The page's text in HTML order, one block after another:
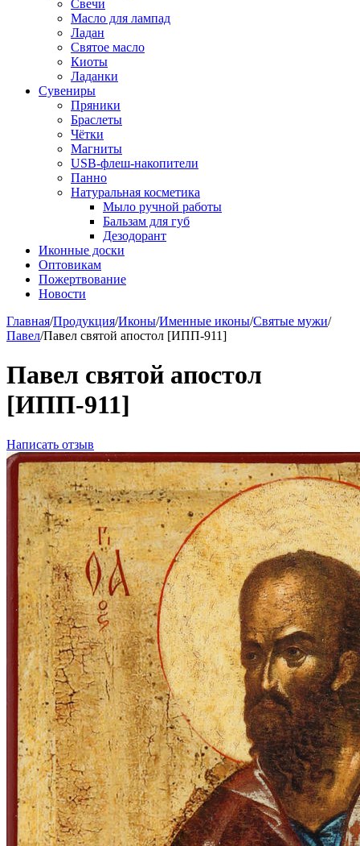
Свечи
Масло для лампад
Ладан
Святое масло
Киоты
Ладанки
Сувениры
Пряники
Браслеты
Чётки
Магниты
USB-флеш-накопители
Панно
Натуральная косметика
Мыло ручной работы
Бальзам для губ
Дезодорант
Иконные доски
Оптовикам
Пожертвование
Новости
Главная/Продукция/Иконы/Именные иконы/Святые мужи/
Павел/Павел святой апостол [ИПП-911]
Павел святой апостол
[ИПП-911]
Написать отзыв